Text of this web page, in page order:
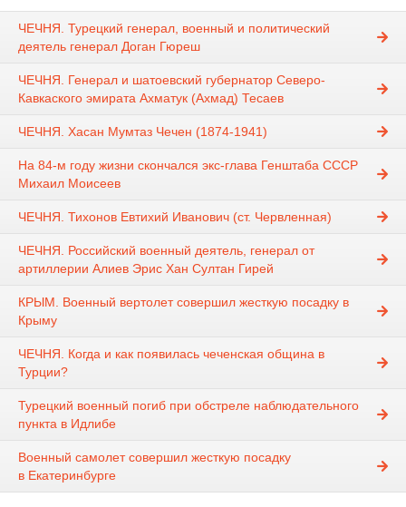
ЧЕЧНЯ. Турецкий генерал, военный и политический
деятель генерал Доган Гюреш
ЧЕЧНЯ. Генерал и шатоевский губернатор Северо-
Кавкаского эмирата Ахматук (Ахмад) Тесаев
ЧЕЧНЯ. Хасан Мумтаз Чечен (1874-1941)
На 84-м году жизни скончался экс-глава Генштаба СССР
Михаил Моисеев
ЧЕЧНЯ. Тихонов Евтихий Иванович (ст. Червленная)
ЧЕЧНЯ. Российский военный деятель, генерал от
артиллерии Алиев Эрис Хан Султан Гирей
КРЫМ. Военный вертолет совершил жесткую посадку в
Крыму
ЧЕЧНЯ. Когда и как появилась чеченская община в
Турции?
Турецкий военный погиб при обстреле наблюдательного
пункта в Идлибе
Военный самолет совершил жесткую посадку
в Екатеринбурге